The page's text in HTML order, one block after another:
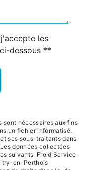
les
dessous **
sont nécessaires aux fins
un fichier informatisé.
ses sous-traitants dans
données collectées
suivants: Froid Service
en-Perthois